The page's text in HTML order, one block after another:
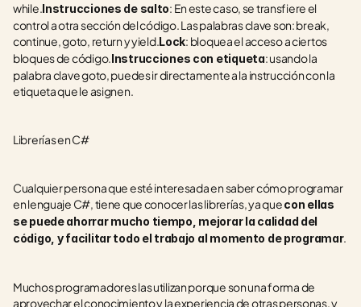
while.Instrucciones de salto: En este caso, se transfiere el
control a otra sección del código. Las palabras clave son: break,
continue, goto, return y yield.Lock: bloquea el acceso a ciertos
bloques de código.Instrucciones con etiqueta: usando la
palabra clave goto, puedes ir directamente a la instrucción con la
etiqueta que le asignen.
Librerías en C#
Cualquier persona que esté interesada en saber cómo programar
en lenguaje C#, tiene que conocer las librerías, ya que con ellas
se puede ahorrar mucho tiempo, mejorar la calidad del
código, y facilitar todo el trabajo al momento de programar.
Muchos programadores las utilizan porque son una forma de
aprovechar el conocimiento y la experiencia de otras personas, y